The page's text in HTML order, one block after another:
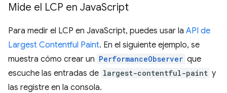
Mide el LCP en JavaScript
Para medir el LCP en JavaScript, puedes usar la API de
Largest Contentful Paint. En el siguiente ejemplo, se
muestra cómo crear un PerformanceObserver que
escuche las entradas de largest-contentful-paint y
las registre en la consola.